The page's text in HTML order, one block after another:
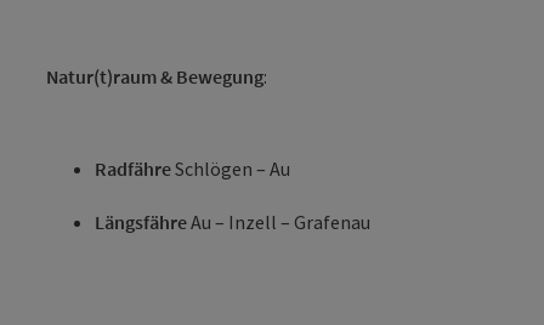
Natur(t)raum & Bewegung:
RadfähreSchlögen – Au
LängsfähreAu – Inzell – Grafenau